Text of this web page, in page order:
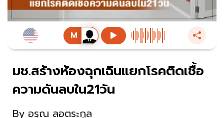
มช.สร้างห้องฉุกเฉินแยกโรคติดเชื้อ
ความดันลบใน21วัน
By อรุณ ลอตระกูล